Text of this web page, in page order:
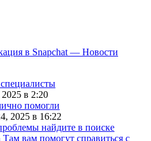
в Snapchat — Новости
в 2:20
помогли
2025 в 16:22
найдите в поиске
вам помогут справиться с